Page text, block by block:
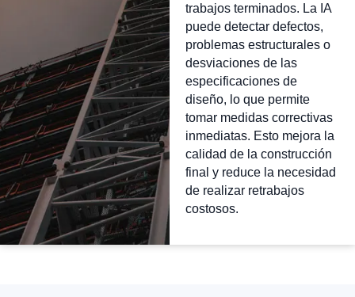
trabajos terminados. La IA
puede detectar defectos,
problemas estructurales o
desviaciones de las
especificaciones de
diseño, lo que permite
tomar medidas correctivas
inmediatas. Esto mejora la
calidad de la construcción
final y reduce la necesidad
de realizar retrabajos
costosos.